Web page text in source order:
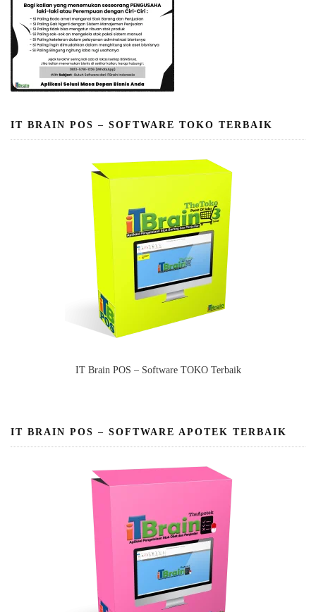
IT BRAIN POS – SOFTWARE TOKO TERBAIK
IT Brain POS – Software TOKO Terbaik
IT BRAIN POS – SOFTWARE APOTEK TERBAIK